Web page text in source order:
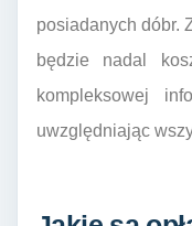
posiadanych dóbr.
będzie nadal
kompleksowej
uwzględniając